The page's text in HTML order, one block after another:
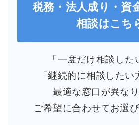
税務・法人成り・資
相談はこち
「一度だけ相談した
「継続的に相談したい
最適な窓口が異なり
ご希望に合わせてお選び